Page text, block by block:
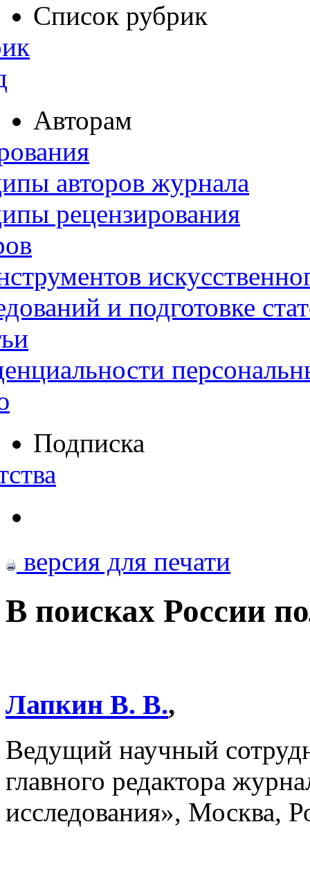
Список рубрик
Авторам
авторов журнала
рецензирования
и подготовке
Подписка
версия для печати
В поисках России
Лапкин В. В.,
Ведущий научный
главного редактора
исследования», Москва,